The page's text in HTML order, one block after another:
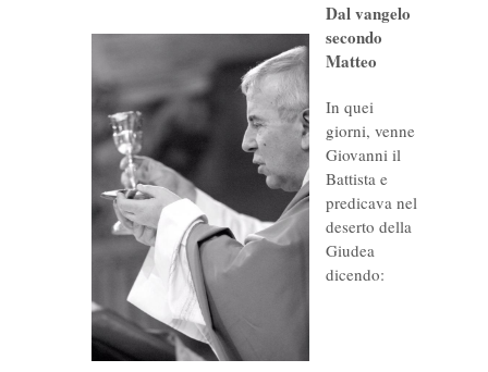
Dal vangelo
secondo
Matteo
In quei
giorni, venne
Giovanni il
Battista e
predicava nel
deserto della
Giudea
dicendo: